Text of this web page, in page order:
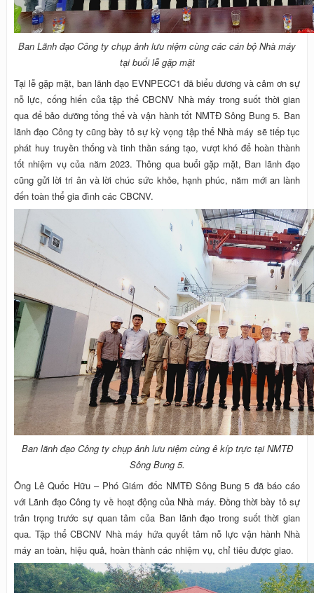
Ban Lãnh đạo Công ty chụp ảnh lưu niệm cùng các cán bộ Nhà máy
tại buổi lễ gặp mặt
Tại lễ gặp mặt, ban lãnh đạo EVNPECC1 đã biểu dương và cảm ơn sự
nỗ lực, cống hiến của tập thể CBCNV Nhà máy trong suốt thời gian
qua để bảo dưỡng tổng thể và vận hành tốt NMTĐ Sông Bung 5. Ban
lãnh đạo Công ty cũng bày tỏ sự kỳ vọng tập thể Nhà máy sẽ tiếp tục
phát huy truyền thống và tinh thần sáng tạo, vượt khó để hoàn thành
tốt nhiệm vụ của năm 2023. Thông qua buổi gặp mặt, Ban lãnh đạo
cũng gửi lời tri ân và lời chúc sức khỏe, hạnh phúc, năm mới an lành
đến toàn thể gia đình các CBCNV.
Ban lãnh đạo Công ty chụp ảnh lưu niệm cùng ê kíp trực tại NMTĐ
Sông Bung 5.
Ông Lê Quốc Hữu – Phó Giám đốc NMTĐ Sông Bung 5 đã báo cáo
với Lãnh đạo Công ty về hoạt động của Nhà máy. Đồng thời bày tỏ sự
trân trọng trước sự quan tâm của Ban lãnh đạo trong suốt thời gian
qua. Tập thể CBCNV Nhà máy hứa quyết tâm nỗ lực vận hành Nhà
máy an toàn, hiệu quả, hoàn thành các nhiệm vụ, chỉ tiêu được giao.